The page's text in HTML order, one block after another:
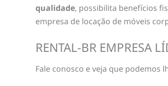
qualidade, possibilita benefícios
empresa de locação de móveis
RENTAL-BR EMPRESA
Fale conosco e veja que podemos